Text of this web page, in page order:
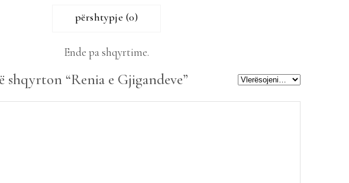
përshtypje (0)
Ende pa shqyrtime.
shqyrton “Renia e Gjigandeve”